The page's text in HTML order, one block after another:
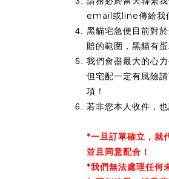
email或line傳給我
黑貓宅急便目前對
賠的範圍，黑貓有蛋
我們會盡最大的心力
但宅配一定有風險
項！
若非您本人收件，
*一旦訂單確立，就
並且同意配合！
*我們無法處理任何